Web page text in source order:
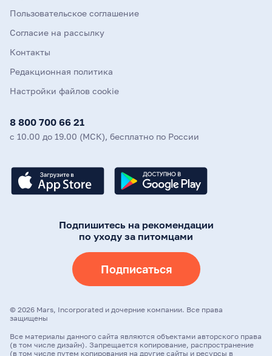
Пользовательское соглашение
Согласие на рассылку
Контакты
Редакционная политика
Настройки файлов cookie
8 800 700 66 21
с 10.00 до 19.00 (МСК), бесплатно по России
Подпишитесь на рекомендации
по уходу за питомцами
Подписаться
© 2026 Mars, Incorporated и дочерние компании. Все права
защищены
Все материалы данного сайта являются объектами авторского права
(в том числе дизайн). Запрещается копирование, распространение
(в том числе путем копирования на другие сайты и ресурсы в